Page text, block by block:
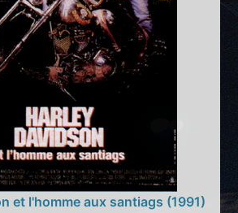
et l'homme aux santiags (1991)